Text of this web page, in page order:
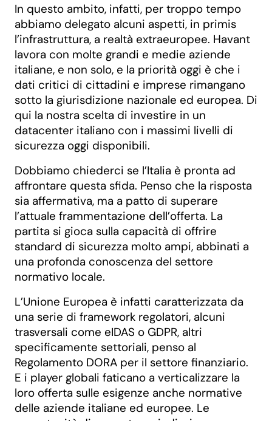
In questo ambito, infatti, per troppo tempo
abbiamo delegato alcuni aspetti, in primis
l’infrastruttura, a realtà extraeuropee. Havant
lavora con molte grandi e medie aziende
italiane, e non solo, e la priorità oggi è che i
dati critici di cittadini e imprese rimangano
sotto la giurisdizione nazionale ed europea. Di
qui la nostra scelta di investire in un
datacenter italiano con i massimi livelli di
sicurezza oggi disponibili.
Dobbiamo chiederci se l’Italia è pronta ad
affrontare questa sfida. Penso che la risposta
sia affermativa, ma a patto di superare
l’attuale frammentazione dell’offerta. La
partita si gioca sulla capacità di offrire
standard di sicurezza molto ampi, abbinati a
una profonda conoscenza del settore
normativo locale.
L’Unione Europea è infatti caratterizzata da
una serie di framework regolatori, alcuni
trasversali come eIDAS o GDPR, altri
specificamente settoriali, penso al
Regolamento DORA per il settore finanziario.
E i player globali faticano a verticalizzare la
loro offerta sulle esigenze anche normative
delle aziende italiane ed europee. Le